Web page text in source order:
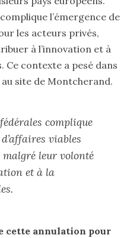
l’émergence de
les acteurs privés,
à l’innovation et à
contexte a pesé dans
site de Montcherand.
complique
d’affaires viables
leur volonté
et à la
cette annulation pour